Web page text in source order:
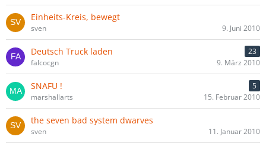
Einheits-Kreis, bewegt
sven 9. Juni 2010
Deutsch Truck laden
23
falcocgn
9. März 2010
SNAFU !
5
marshallarts
15. Februar 2010
the seven bad system dwarves
sven 11. Januar 2010